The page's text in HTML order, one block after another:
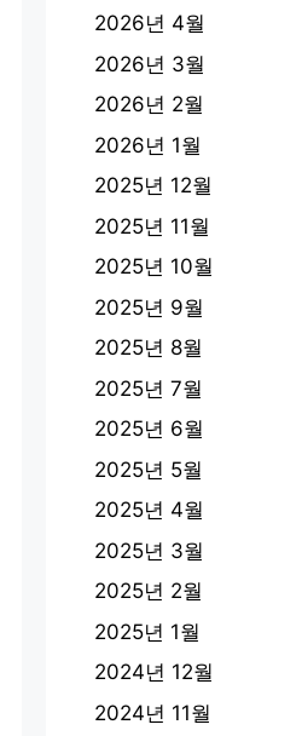
2026년 4월
2026년 3월
2026년 2월
2026년 1월
2025년 12월
2025년 11월
2025년 10월
2025년 9월
2025년 8월
2025년 7월
2025년 6월
2025년 5월
2025년 4월
2025년 3월
2025년 2월
2025년 1월
2024년 12월
2024년 11월